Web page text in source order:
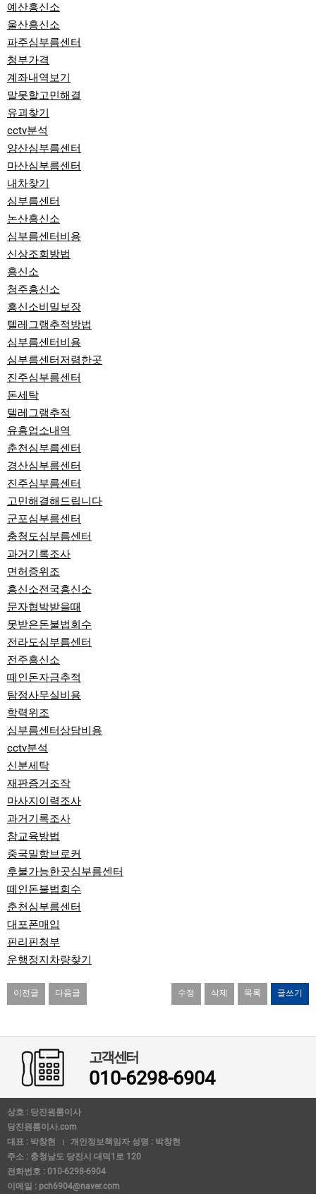
예산흥신소
울산흥신소
파주심부름센터
청부가격
계좌내역보기
말못할고민해결
유괴찾기
cctv분석
양산심부름센터
마산심부름센터
내차찾기
심부름센터
논산흥신소
심부름센터비용
신상조회방법
흥신소
청주흥신소
흥신소비밀보장
텔레그램추적방법
심부름센터비용
심부름센터저렴한곳
진주심부름센터
돈세탁
텔레그램추적
유흥업소내역
춘천심부름센터
경산심부름센터
진주심부름센터
고민해결해드립니다
군포심부름센터
충청도심부름센터
과거기록조사
면허증위조
흥신소전국흥신소
문자협박받을때
못받은돈불법회수
전라도심부름센터
전주흥신소
떼인돈자금추적
탐정사무실비용
학력위조
심부름센터상담비용
cctv분석
신분세탁
재판증거조작
마사지이력조사
과거기록조사
참교육방법
중국밀항브로커
후불가능한곳심부름센터
떼인돈불법회수
춘천심부름센터
대포폰매입
핀리핀청부
운행정지차량찾기
이전글 다음글 수정 삭제 목록 글쓰기
고객센터
010-6298-6904
상호 : 당진원룸이사
당진원룸이사.com
대표 : 박창현
개인정보책임자 성명 : 박창현
주소 : 충청남도 당진시 대덕1로 120
전화번호 : 010-6298-6904
이메일 : pch6904@naver.com